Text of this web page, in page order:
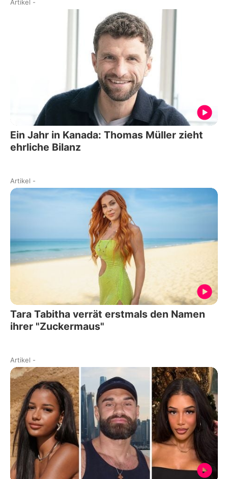
Artikel -
Ein Jahr in Kanada: Thomas Müller zieht
ehrliche Bilanz
Artikel -
Tara Tabitha verrät erstmals den Namen
ihrer "Zuckermaus"
Artikel -